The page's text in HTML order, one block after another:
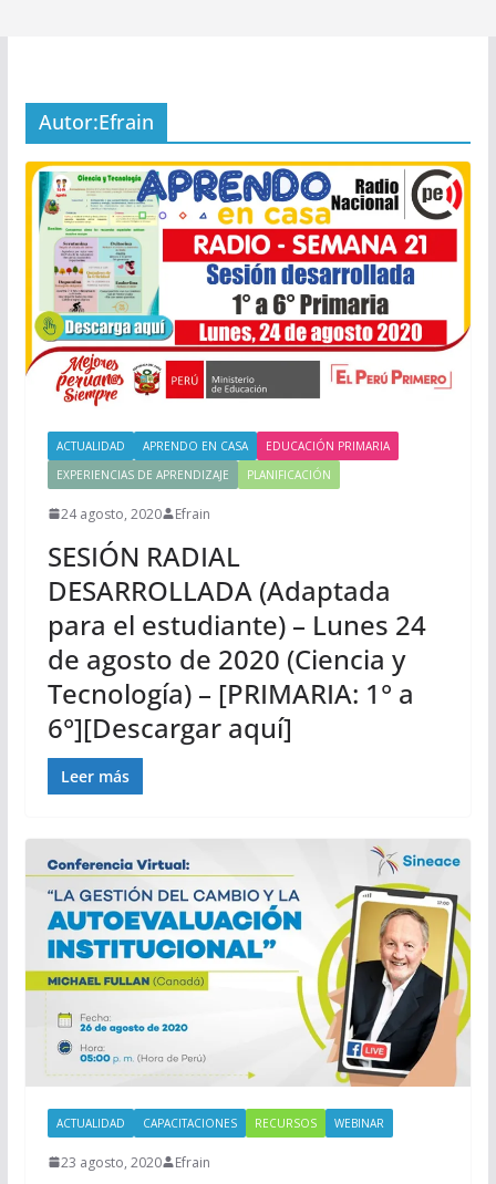
Autor:Efrain
ACTUALIDAD APRENDO EN CASA
EDUCACIÓN PRIMARIA
EXPERIENCIAS DE APRENDIZAJE
PLANIFICACIÓN
24 agosto, 2020 Efrain
SESIÓN RADIAL
DESARROLLADA (Adaptada
para el estudiante) – Lunes 24
de agosto de 2020 (Ciencia y
Tecnología) – [PRIMARIA: 1° a
6°][Descargar aquí]
Leer más
ACTUALIDAD CAPACITACIONES RECURSOS WEBINAR
23 agosto, 2020 Efrain